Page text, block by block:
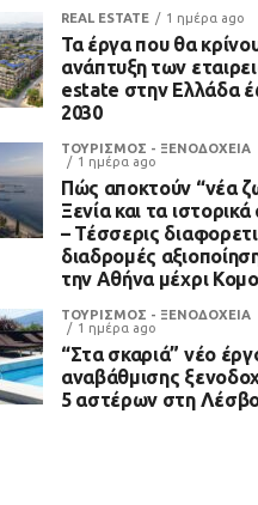
REAL ESTATE 1 ημέρα ago
Τα έργα που θα
ανάπτυξη των
estate στην Ελλάδα
2030
ΤΟΥΡΙΣΜΟΣ - ΞΕΝΟΔΟΧΕΙΑ
1 ημέρα ago
Πώς αποκτούν “νέα
Ξενία και τα ιστορικά
– Τέσσερις
διαδρομές
την Αθήνα μέχρι
ΤΟΥΡΙΣΜΟΣ - ΞΕΝΟΔΟΧΕΙΑ
1 ημέρα ago
“Στα σκαριά” νέο
αναβάθμισης
5 αστέρων στη